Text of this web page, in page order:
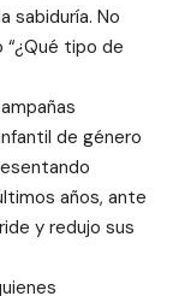
sabiduría. No
“¿Qué tipo de
de género
años, ante
y redujo sus